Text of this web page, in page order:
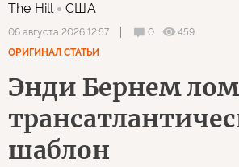
The Hill США
06 августа 2026 12:57 0
459
ОРИГИНАЛ СТАТЬИ
Энди Бернем
шаблон